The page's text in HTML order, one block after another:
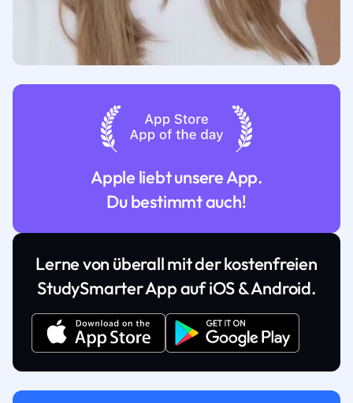
Apple liebt unsere App.
Du bestimmt auch!
Lerne von überall mit der kostenfreien
StudySmarter App auf iOS & Android.